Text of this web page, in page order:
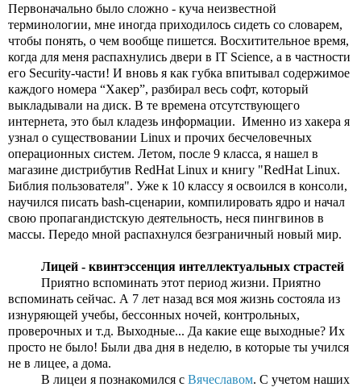
Первоначально было сложно - куча неизвестной
терминологии, мне иногда приходилось сидеть со словарем,
чтобы понять, о чем вообще пишется. Восхитительное время,
когда для меня распахнулись двери в IT Science, а в частности
его Security-части! И вновь я как губка впитывал содержимое
каждого номера “Хакер”, разбирал весь софт, который
выкладывали на диск. В те времена отсутствующего
интернета, это был кладезь информации.  Именно из хакера я
узнал о существовании Linux и прочих бесчеловечных
операционных систем. Летом, после 9 класса, я нашел в
магазине дистрибутив RedHat Linux и книгу "RedHat Linux.
Библия пользователя". Уже к 10 классу я освоился в консоли,
научился писать bash-сценарии, компилировать ядро и начал
свою пропагандистскую деятельность, неся пингвинов в
массы. Передо мной распахнулся безграничный новый мир.
Лицей - квинтэссенция интеллектуальных страстей
Приятно вспоминать этот период жизни. Приятно
вспоминать сейчас. А 7 лет назад вся моя жизнь состояла из
изнуряющей учебы, бессонных ночей, контрольных,
проверочных и т.д. Выходные... Да какие еще выходные? Их
просто не было! Были два дня в неделю, в которые ты учился
не в лицее, а дома.
В лицеи я познакомился с Вячеславом. С учетом наших